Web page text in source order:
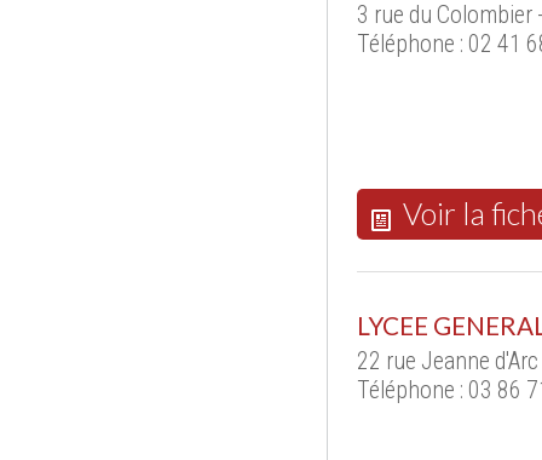
3 rue du Colombier
Téléphone : 02 41
Voir la
LYCEE
22 rue Jeanne
Téléphone : 03 86